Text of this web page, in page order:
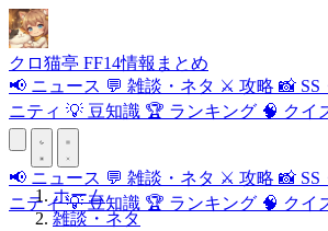
クロ猫亭 FF14情報まとめ
📢 ニュース 💬 雑談・ネタ ⚔️ 攻略 📸 SS
ニティ 💡 豆知識 🏆 ランキング 🧠 クイ
📢 ニュース 💬 雑談・ネタ ⚔️ 攻略 📸 SS
ニティ💡豆知識 🏆 ランキング 🧠 クイ
ホーム
雑談・ネタ